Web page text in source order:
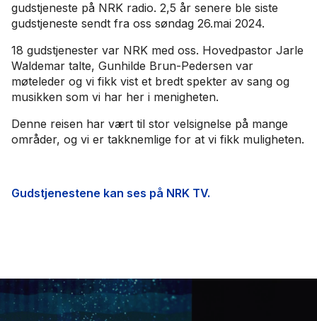
gudstjeneste på NRK radio. 2,5 år senere ble siste
gudstjeneste sendt fra oss søndag 26.mai 2024.
18 gudstjenester var NRK med oss. Hovedpastor Jarle
Waldemar talte, Gunhilde Brun-Pedersen var
møteleder og vi fikk vist et bredt spekter av sang og
musikken som vi har her i menigheten.
Denne reisen har vært til stor velsignelse på mange
områder, og vi er takknemlige for at vi fikk muligheten.
Gudstjenestene kan ses på NRK TV.